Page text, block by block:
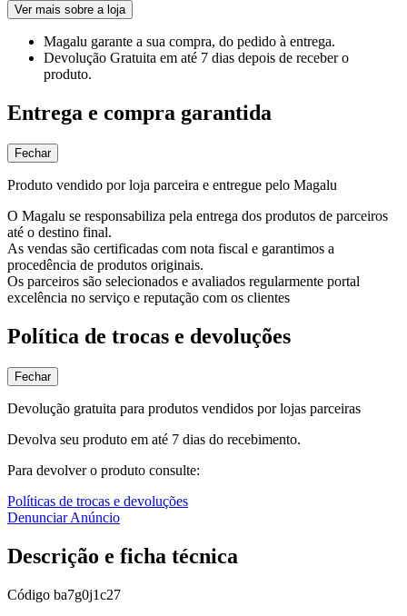
Ver mais sobre a loja
Magalu garante a sua compra, do pedido à entrega.
Devolução Gratuita em até 7 dias depois de receber o
produto.
Entrega e compra garantida
Fechar
Produto vendido por loja parceira e entregue pelo Magalu
O Magalu se responsabiliza pela entrega dos produtos de parceiros
até o destino final.
As vendas são certificadas com nota fiscal e garantimos a
procedência de produtos originais.
Os parceiros são selecionados e avaliados regularmente portal
excelência no serviço e reputação com os clientes
Política de trocas e devoluções
Fechar
Devolução gratuita para produtos vendidos por lojas parceiras
Devolva seu produto em até 7 dias do recebimento.
Para devolver o produto consulte:
Políticas de trocas e devoluções
Denunciar Anúncio
Descrição e ficha técnica
Código ba7g0j1c27